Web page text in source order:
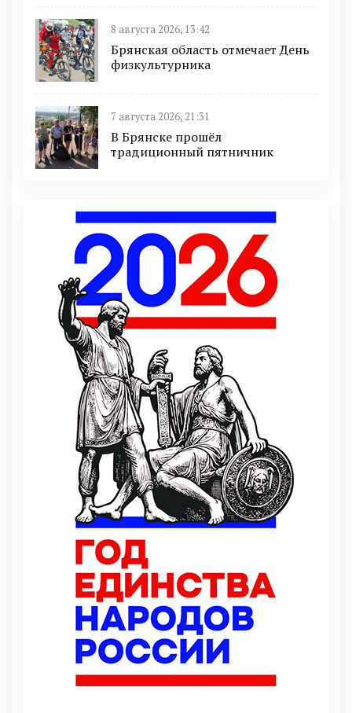
8 августа 2026, 13:42
Брянская область отмечает День
физкультурника
7 августа 2026, 21:31
В Брянске прошёл
традиционный пятничник